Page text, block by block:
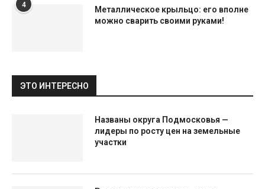
4
Металлическое крыльцо: его вполне
можно сварить своими руками!
ЭТО ИНТЕРЕСНО
Названы округа Подмосковья —
лидеры по росту цен на земельные
участки